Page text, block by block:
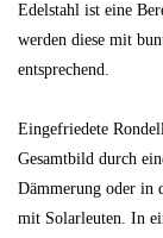
Edelstahl ist eine
werden diese mit
entsprechend.
Eingefriedete
Gesamtbild durch
Dämmerung oder in
mit Solarleuten. In